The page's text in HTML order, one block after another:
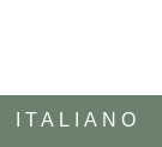
ITALIANO